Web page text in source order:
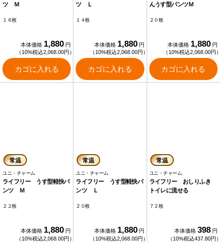
ツ Ｍ
１６枚
本体価格 1,880 円
（10%税込2,068.00円）
カゴに入れる
ツ Ｌ
１４枚
本体価格 1,880 円
（10%税込2,068.00円）
カゴに入れる
んうす型パンツＭ
２０枚
本体価格 1,880 円
（10%税込2,068.00円
カゴに入れる
常温
ユニ・チャーム
ライフリー うす型軽快パ
ンツ Ｍ
２２枚
本体価格 1,880 円
（10%税込2,068.00円）
常温
ユニ・チャーム
ライフリー うす型軽快パ
ンツ Ｌ
２０枚
本体価格 1,880 円
（10%税込2,068.00円）
常温
ユニ・チャーム
ライフリー おしりふき
トイレに流せる
７２枚
本体価格 398 円
（10%税込437.80円